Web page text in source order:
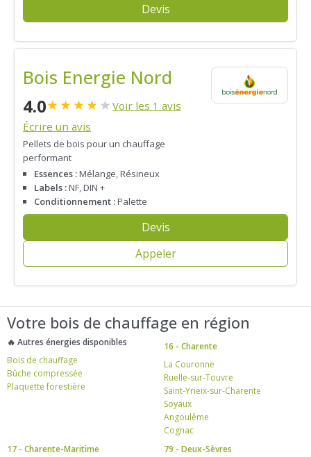
Devis
Bois Energie Nord
4.0★★★★★ Voir les 1 avis
Écrire un avis
Pellets de bois pour un chauffage
performant
Essences :Mélange, Résineux
Labels :NF, DIN +
Conditionnement :Palette
Devis
Appeler
Votre bois de chauffage en région
🔥 Autres énergies disponibles
Bois de chauffage
Bûche compressée
Plaquette forestière
16 - Charente
La Couronne
Ruelle-sur-Touvre
Saint-Yrieix-sur-Charente
Soyaux
Angoulême
Cognac
17 - Charente-Maritime
79 - Deux-Sèvres